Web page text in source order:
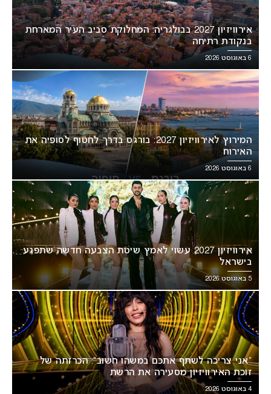
אירוויזיון 2027 בבולגריה: המחלוקת סביב העיר המארחת
בנקודת רתיחה
6 באוגוסט 2026
המירוץ לאירוויזיון 2027: בורגס בדרך לחטוף לסופיה את
האירוח
6 באוגוסט 2026
אירוויזיון 2027 עשוי לאמץ שיטת הצבעה חדשה שתפגע
בישראל
5 באוגוסט 2026
“אני צריכה לשתף אתכם במשהו חשוב”: הכרזתה של
זוכת האירוויזיון מסעירה את הרשת
4 באוגוסט 2026